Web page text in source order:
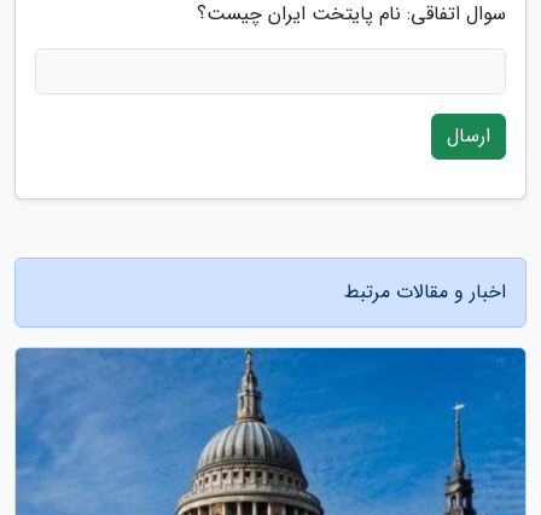
سوال اتفاقی: نام پایتخت ایران چیست؟
ارسال
اخبار و مقالات مرتبط